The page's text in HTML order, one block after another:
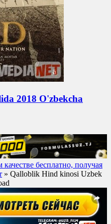
2018 O'zbekcha
бесплатно, получая
» Qalloblik Hind kinosi Uzbek